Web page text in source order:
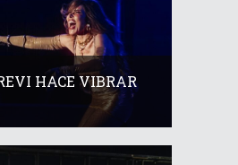
HACE VIBRAR